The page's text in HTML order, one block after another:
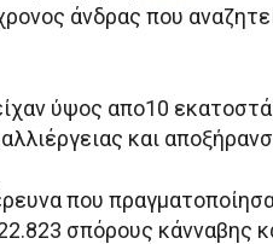
άνδρας που
ύψος απο10
και
που
σπόρους κάνναβης